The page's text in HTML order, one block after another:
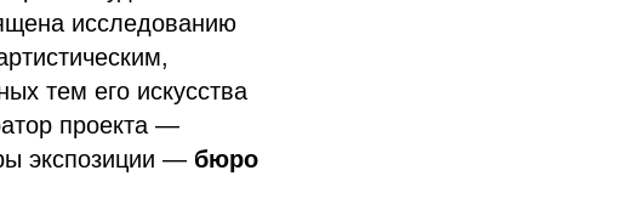
исследованию
тем его искусства
проекта —
экспозиции — бюро